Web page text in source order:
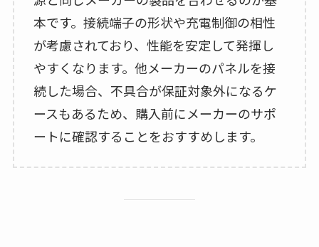
本です。接続端子の形状や充電制御の相性
が考慮されており、性能を安定して発揮し
やすくなります。他メーカーのパネルを接
続した場合、不具合が保証対象外になるケ
ースもあるため、購入前にメーカーのサポ
ートに確認することをおすすめします。